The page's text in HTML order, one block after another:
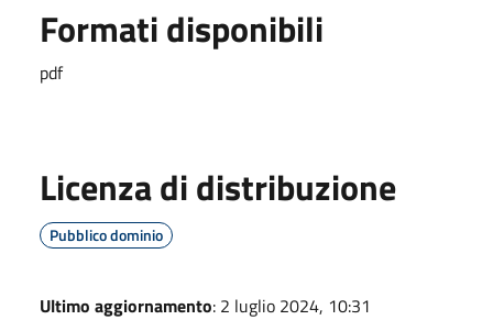
Formati disponibili
pdf
Licenza di distribuzione
Pubblico dominio
Ultimo aggiornamento: 2 luglio 2024, 10:31